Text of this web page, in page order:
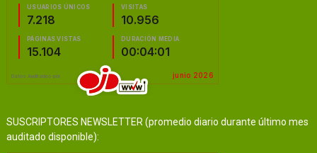
SUSCRIPTORES NEWSLETTER (promedio diario durante último mes
auditado disponible):